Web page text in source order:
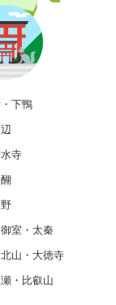
下鴨
寺
室・太秦
北山・大徳寺
・比叡山